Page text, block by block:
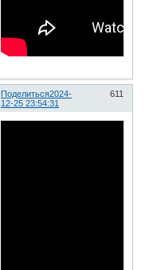
Поделиться 611
2024-
12-25 23:54:31